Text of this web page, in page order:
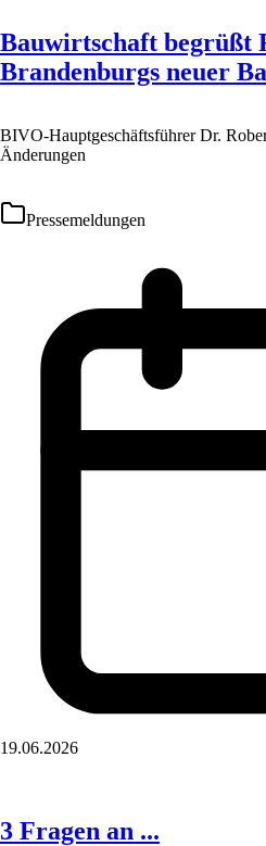
Bauwirtschaft begrüßt
Brandenburgs neuer
BIVO-Hauptgeschäftsführer Dr.
Änderungen
Pressemeldungen
19.06.2026
3 Fragen an ...